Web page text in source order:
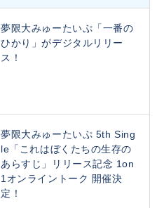
夢限大みゅーたいぷ「一番の
ひかり」がデジタルリリー
ス！
夢限大みゅーたいぷ 5th Sing
le「これはぼくたちの生存の
あらすじ」リリース記念 1on
1オンライントーク 開催決
定！